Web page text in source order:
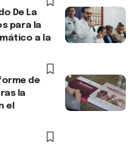
De La
para la
a la
de
la
el